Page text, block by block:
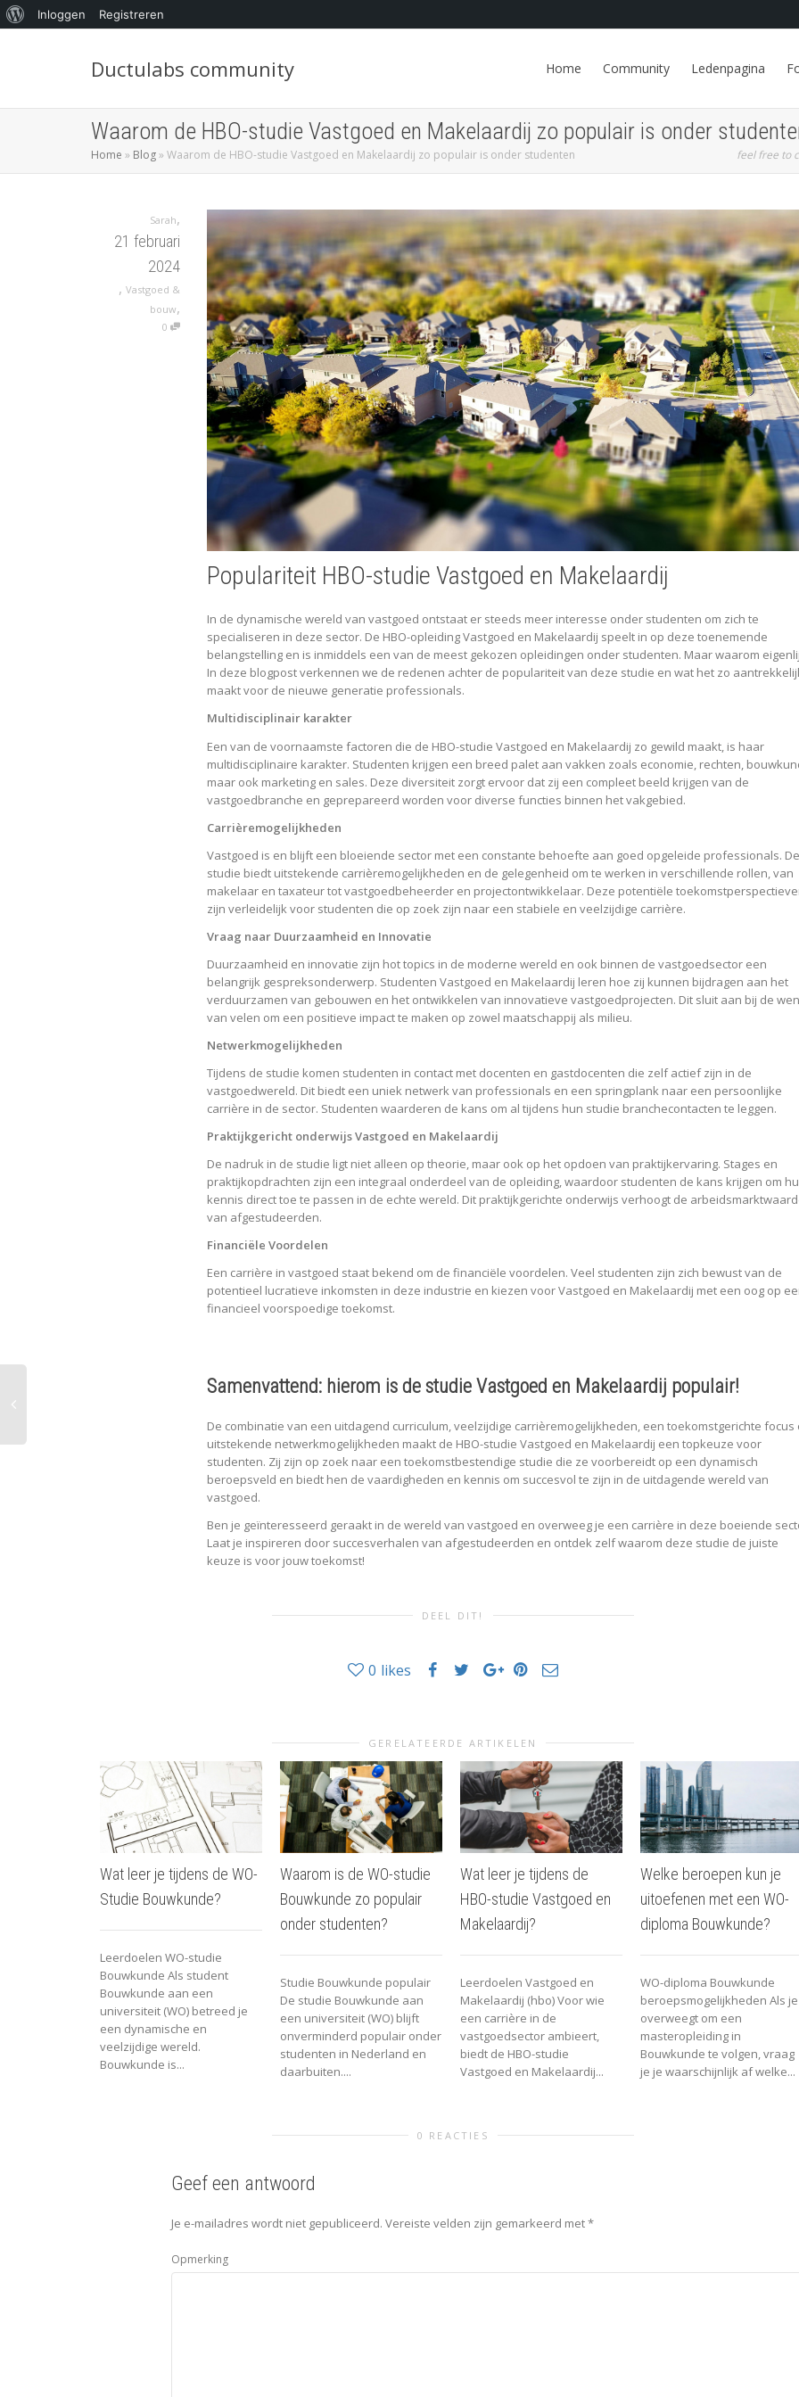
Inloggen Registreren
Ductulabs community Home Community Ledenpagina
Waarom de HBO-studie Vastgoed en Makelaardij zo populair is onder
Home » Blog» Waarom de HBO-studie Vastgoed en Makelaardij zo populair is onder studenten feel free to
Sarah,
21 februari
2024
, Vastgoed &
bouw,
0
Populariteit HBO-studie Vastgoed en Makelaardij
In de dynamische wereld van vastgoed ontstaat er steeds meer interesse onder studenten om zich te
specialiseren in deze sector. De HBO-opleiding Vastgoed en Makelaardij speelt in op deze toenemende
belangstelling en is inmiddels een van de meest gekozen opleidingen onder studenten. Maar waarom
In deze blogpost verkennen we de redenen achter de populariteit van deze studie en wat het zo
maakt voor de nieuwe generatie professionals.
Multidisciplinair karakter
Een van de voornaamste factoren die de HBO-studie Vastgoed en Makelaardij zo gewild maakt, is haar
multidisciplinaire karakter. Studenten krijgen een breed palet aan vakken zoals economie, rechten,
maar ook marketing en sales. Deze diversiteit zorgt ervoor dat zij een compleet beeld krijgen van de
vastgoedbranche en geprepareerd worden voor diverse functies binnen het vakgebied.
Carrièremogelijkheden
Vastgoed is en blijft een bloeiende sector met een constante behoefte aan goed opgeleide professionals. De
studie biedt uitstekende carrièremogelijkheden en de gelegenheid om te werken in verschillende rollen, van
makelaar en taxateur tot vastgoedbeheerder en projectontwikkelaar. Deze potentiële
zijn verleidelijk voor studenten die op zoek zijn naar een stabiele en veelzijdige carrière.
Vraag naar Duurzaamheid en Innovatie
Duurzaamheid en innovatie zijn hot topics in de moderne wereld en ook binnen de vastgoedsector een
belangrijk gespreksonderwerp. Studenten Vastgoed en Makelaardij leren hoe zij kunnen bijdragen aan het
verduurzamen van gebouwen en het ontwikkelen van innovatieve vastgoedprojecten. Dit sluit aan bij de
van velen om een positieve impact te maken op zowel maatschappij als milieu.
Netwerkmogelijkheden
Tijdens de studie komen studenten in contact met docenten en gastdocenten die zelf actief zijn in de
vastgoedwereld. Dit biedt een uniek netwerk van professionals en een springplank naar een persoonlijke
carrière in de sector. Studenten waarderen de kans om al tijdens hun studie branchecontacten te leggen.
Praktijkgericht onderwijs Vastgoed en Makelaardij
De nadruk in de studie ligt niet alleen op theorie, maar ook op het opdoen van praktijkervaring. Stages en
praktijkopdrachten zijn een integraal onderdeel van de opleiding, waardoor studenten de kans krijgen om
kennis direct toe te passen in de echte wereld. Dit praktijkgerichte onderwijs verhoogt de
van afgestudeerden.
Financiële Voordelen
Een carrière in vastgoed staat bekend om de financiële voordelen. Veel studenten zijn zich bewust van de
potentieel lucratieve inkomsten in deze industrie en kiezen voor Vastgoed en Makelaardij met een oog op
financieel voorspoedige toekomst.
Samenvattend: hierom is de studie Vastgoed en Makelaardij populair!
De combinatie van een uitdagend curriculum, veelzijdige carrièremogelijkheden, een toekomstgerichte focus
uitstekende netwerkmogelijkheden maakt de HBO-studie Vastgoed en Makelaardij een topkeuze voor
studenten. Zij zijn op zoek naar een toekomstbestendige studie die ze voorbereidt op een dynamisch
beroepsveld en biedt hen de vaardigheden en kennis om succesvol te zijn in de uitdagende wereld van
vastgoed.
Ben je geïnteresseerd geraakt in de wereld van vastgoed en overweeg je een carrière in deze boeiende
Laat je inspireren door succesverhalen van afgestudeerden en ontdek zelf waarom deze studie de juiste
keuze is voor jouw toekomst!
DEEL DIT!
0 likes
GERELATEERDE ARTIKELEN
Wat leer je tijdens de WO-
Studie Bouwkunde?
Leerdoelen WO-studie
Bouwkunde Als student
Bouwkunde aan een
universiteit (WO) betreed je
een dynamische en
veelzijdige wereld.
Bouwkunde is...
Waarom is de WO-studie
Bouwkunde zo populair
onder studenten?
Studie Bouwkunde populair
De studie Bouwkunde aan
een universiteit (WO) blijft
onverminderd populair onder
studenten in Nederland en
daarbuiten....
Wat leer je tijdens de
HBO-studie Vastgoed en
Makelaardij?
Leerdoelen Vastgoed en
Makelaardij (hbo) Voor wie
een carrière in de
vastgoedsector ambieert,
biedt de HBO-studie
Vastgoed en Makelaardij...
Welke beroepen kun je
uitoefenen met een WO-
diploma Bouwkunde?
WO-diploma Bouwkunde
beroepsmogelijkheden Als je
overweegt om een
masteropleiding in
Bouwkunde te volgen, vraag
je je waarschijnlijk af welke...
0 REACTIES
Geef een antwoord
Je e-mailadres wordt niet gepubliceerd. Vereiste velden zijn gemarkeerd met*
Opmerking